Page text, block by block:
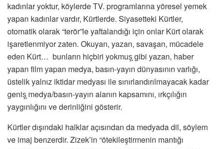
kadınlar yoktur, köylerde TV. programlarına yöresel yemek
yapan kadınlar vardır, Kürtlerde. Siyasetteki Kürtler,
otomatik olarak “terör”le yaftalandığı için onlar Kürt olarak
işaretlenmiyor zaten. Okuyan, yazan, savaşan, mücadele
eden Kürt… bunların hiçbiri yokmuş̧ gibi yazan, haber
yapan film yapan medya, basın-yayın dünyasının varlığı,
üstelik yalnız iktidar medyası ile sınırlandırılmayacak kadar
geniş̧ medya/basın-yayın alanın kapsamını, ırkçılığın
yaygınlığını ve derinliğini gösterir.
Kürtler dışındaki halklar açısından da medyada dil, söylem
ve imaj benzerdir. Zizek’in “ötekileştirmenin mantığı